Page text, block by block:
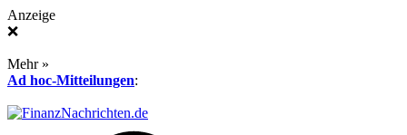
Anzeige
❌
Mehr »
Ad hoc-Mitteilungen: